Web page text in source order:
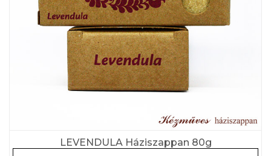
LEVENDULA Háziszappan 80g